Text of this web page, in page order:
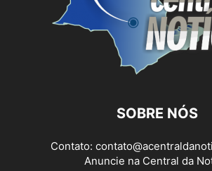
SOBRE NÓS
Contato:
Anuncie na Central da